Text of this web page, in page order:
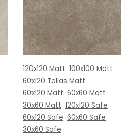
120x120 Matt 100x100 Matt
60x120 Tellas Matt
60x120 Matt 60x60 Matt
30x60 Matt 120x120 Safe
60x120 Safe 60x60 Safe
30x60 Safe